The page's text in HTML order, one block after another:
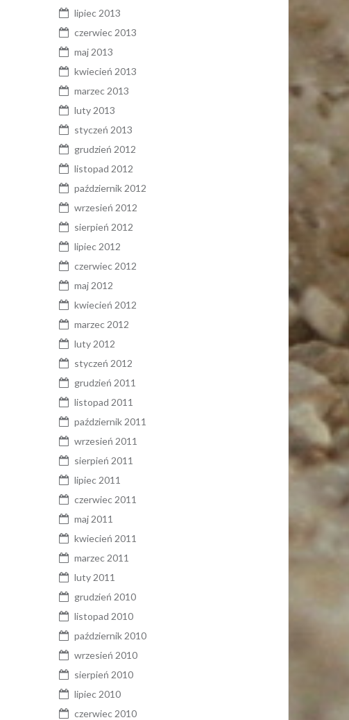
lipiec 2013
czerwiec 2013
maj 2013
kwiecień 2013
marzec 2013
luty 2013
styczeń 2013
grudzień 2012
listopad 2012
październik 2012
wrzesień 2012
sierpień 2012
lipiec 2012
czerwiec 2012
maj 2012
kwiecień 2012
marzec 2012
luty 2012
styczeń 2012
grudzień 2011
listopad 2011
październik 2011
wrzesień 2011
sierpień 2011
lipiec 2011
czerwiec 2011
maj 2011
kwiecień 2011
marzec 2011
luty 2011
grudzień 2010
listopad 2010
październik 2010
wrzesień 2010
sierpień 2010
lipiec 2010
czerwiec 2010